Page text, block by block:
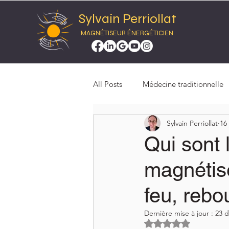
Sylvain Perriollat
MAGNÉTISEUR ÉNERGÉTICIEN
All Posts Médecine traditionnelle
Energies subtiles Structure
Académie des énergies
Qui sont
feu,
Sylvain Perriollat
Dernière mise à jour : 23
Noté NaN étoiles